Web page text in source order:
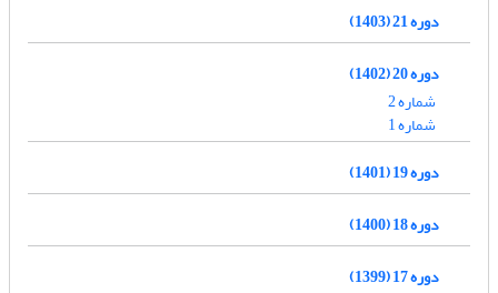
دوره 21 (1403)
دوره 20 (1402)
شماره 2
شماره 1
دوره 19 (1401)
دوره 18 (1400)
دوره 17 (1399)